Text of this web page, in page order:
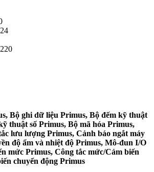
Bộ ghi dữ liệu Primus, Bộ đếm kỹ thuật
thuật số Primus, Bộ mã hóa Primus,
lưu lượng Primus, Cảnh báo ngắt máy
độ ẩm và nhiệt độ Primus, Mô-đun I/O
mức Primus, Công tắc mức/Cảm biến
chuyển động Primus